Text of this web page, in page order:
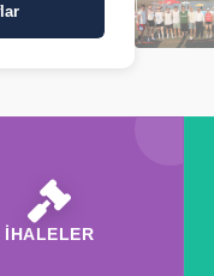
İHALELER